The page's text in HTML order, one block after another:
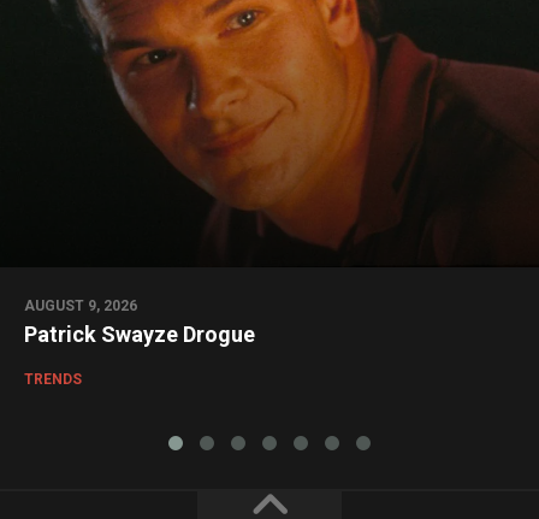
AUGUST 9, 2026
Patrick Swayze Drogue
TRENDS